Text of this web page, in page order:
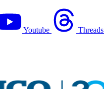
Youtube Threads